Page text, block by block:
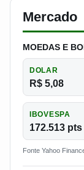
Mercado
MOEDAS E
DOLAR
R$ 5,08
IBOVESPA
172.513 pts
Fonte Yahoo